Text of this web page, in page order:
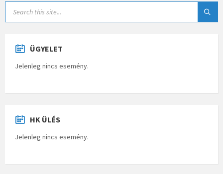
ÜGYELET
Jelenleg nincs esemény.
HK ÜLÉS
Jelenleg nincs esemény.